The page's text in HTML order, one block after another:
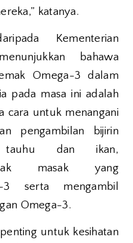
katanya.
Kementerian
bahawa
Omega-3 dalam
pada masa ini adalah
cara untuk menangani
pengambilan bijirin
tauhu dan ikan,
masak yang
3 serta mengambil
Omega-3.
untuk kesihatan